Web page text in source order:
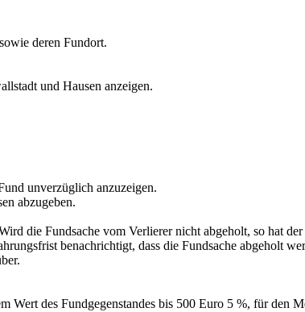
deren Fundort.
und Hausen anzeigen.
unverzüglich anzuzeigen.
abzugeben.
die Fundsache vom Verlierer nicht abgeholt, so hat
benachrichtigt, dass die Fundsache abgeholt
des Fundgegenstandes bis 500 Euro 5 %, für den